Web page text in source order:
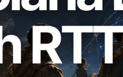
Leader Slot API Uit
7 Wereldwijde
Information API